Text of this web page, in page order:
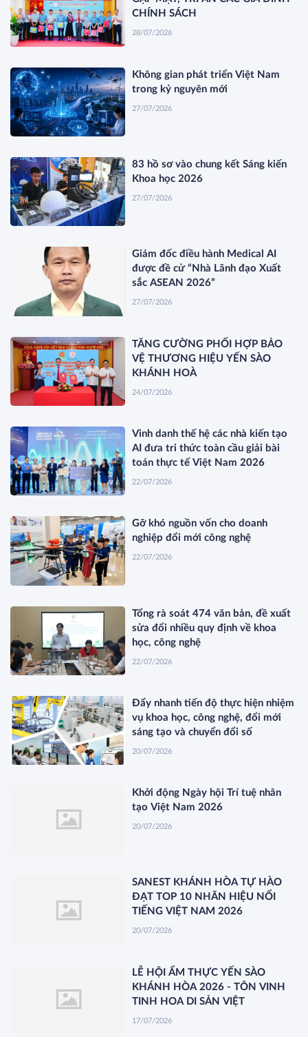
CHÍNH SÁCH
28/07/2026
Không gian phát triển Việt Nam
trong kỷ nguyên mới
27/07/2026
83 hồ sơ vào chung kết Sáng kiến
Khoa học 2026
27/07/2026
Giám đốc điều hành Medical AI
được đề cử “Nhà Lãnh đạo Xuất
sắc ASEAN 2026”
27/07/2026
TĂNG CƯỜNG PHỐI HỢP BẢO
VỆ THƯƠNG HIỆU YẾN SÀO
KHÁNH HOÀ
24/07/2026
Vinh danh thế hệ các nhà kiến tạo
AI đưa tri thức toàn cầu giải bài
toán thực tế Việt Nam 2026
22/07/2026
Gỡ khó nguồn vốn cho doanh
nghiệp đổi mới công nghệ
22/07/2026
Tổng rà soát 474 văn bản, đề xuất
sửa đổi nhiều quy định về khoa
học, công nghệ
22/07/2026
Đẩy nhanh tiến độ thực hiện nhiệm
vụ khoa học, công nghệ, đổi mới
sáng tạo và chuyển đổi số
20/07/2026
Khởi động Ngày hội Trí tuệ nhân
tạo Việt Nam 2026
20/07/2026
SANEST KHÁNH HÒA TỰ HÀO
ĐẠT TOP 10 NHÃN HIỆU NỔI
TIẾNG VIỆT NAM 2026
20/07/2026
LỄ HỘI ẨM THỰC YẾN SÀO
KHÁNH HÒA 2026 - TÔN VINH
TINH HOA DI SẢN VIỆT
17/07/2026